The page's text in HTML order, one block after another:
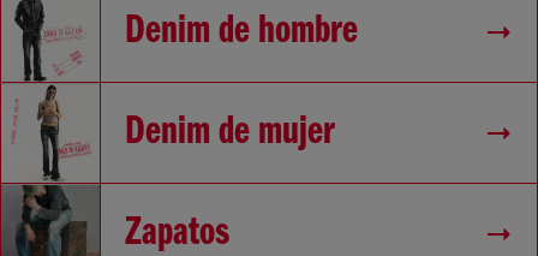
Denim de hombre
Denim de mujer
Zapatos